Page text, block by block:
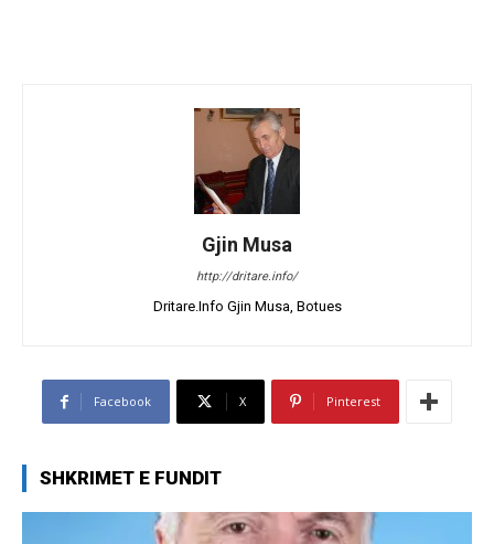
Gjin Musa
http://dritare.info/
Dritare.Info Gjin Musa, Botues
Facebook X Pinterest
SHKRIMET E FUNDIT